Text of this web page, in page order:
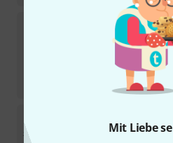
Mit Liebe
ZLX 12P G2/18SP
Sofort lieferbar
€
UVP:3.925,80